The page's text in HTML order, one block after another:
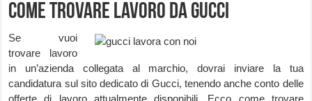
Come trovare lavoro da Gucci
Se vuoi
trovare lavoro
in un’azienda collegata al marchio, dovrai inviare la tua
candidatura sul sito dedicato di Gucci, tenendo anche conto delle
offerte di lavoro attualmente disponibili. Ecco come trovare